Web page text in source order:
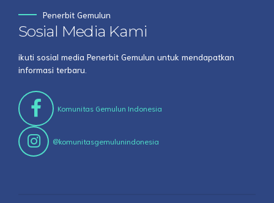
Penerbit Gemulun
Sosial Media Kami
ikuti sosial media Penerbit Gemulun untuk mendapatkan
informasi terbaru.
Komunitas Gemulun Indonesia
@komunitasgemulunindonesia